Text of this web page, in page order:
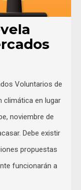
Voluntarios de
climática en lugar
noviembre de
Debe existir
propuestas
funcionarán a